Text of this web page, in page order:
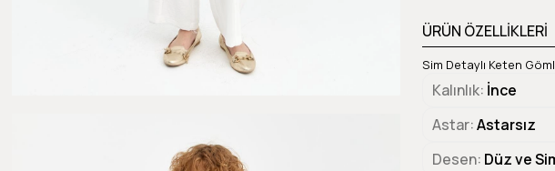
ÜRÜN ÖZELLİKLERİ
Sim Detaylı Keten
Kalınlık İnce
Astar Astarsız
Desen Düz ve